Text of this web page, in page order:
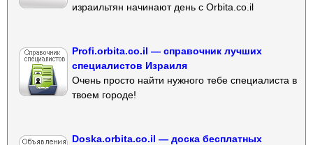
израильтян начинают день с Orbita.co.il
Profi.orbita.co.il — справочник лучших
специалистов Израиля
Очень просто найти нужного тебе специалиста в
твоем городе!
Doska.orbita.co.il — доска бесплатных